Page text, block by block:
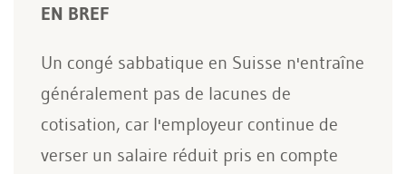
EN BREF
Un congé sabbatique en Suisse n'entraîne
généralement pas de lacunes de
cotisation, car l'employeur continue de
verser un salaire réduit pris en compte